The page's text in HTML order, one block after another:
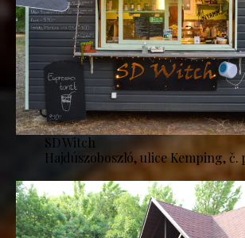
SD Witch
Hajdúszoboszló, ulice Kemping, č.